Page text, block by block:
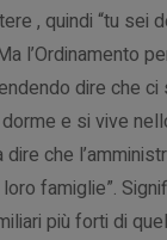
, quindi “tu
l’Ordinamento
dire che
e si vive
che
famiglie”.
più forti di